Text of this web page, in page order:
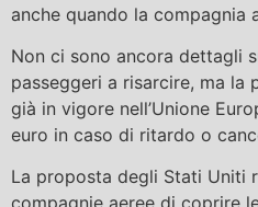
anche quando la compagnia
Non ci sono ancora dettagli
passeggeri a risarcire, ma
già in vigore nell’Unione
euro in caso di ritardo o
La proposta degli Stati Uniti